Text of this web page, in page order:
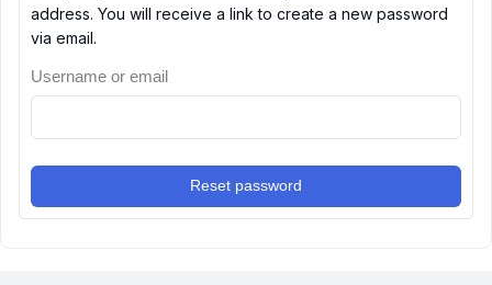
address. You will receive a link to create a new password
via email.
Username or email
Reset passwordLost your password?